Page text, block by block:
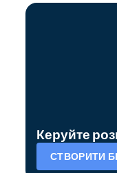
Керуйте
СТВОРИТИ